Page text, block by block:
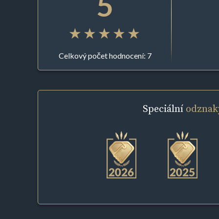
Celkový počet hodnocení: 7
Speciální